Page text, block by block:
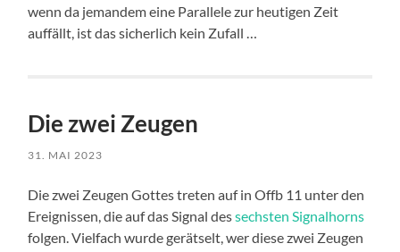
wenn da jemandem eine Parallele zur heutigen Zeit
auffällt, ist das sicherlich kein Zufall …
Die zwei Zeugen
31. MAI 2023
Die zwei Zeugen Gottes treten auf in Offb 11 unter den
Ereignissen, die auf das Signal dessechsten Signalhorns
folgen. Vielfach wurde gerätselt, wer diese zwei Zeugen